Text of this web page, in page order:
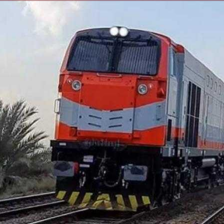
إلهام شرشر تكتب:
دي
السيسي بعيد ميلاده وتُشيد بجهوده
في بناء الدولة